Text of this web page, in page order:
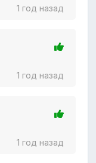
1 год назад
1 год назад
1 год назад